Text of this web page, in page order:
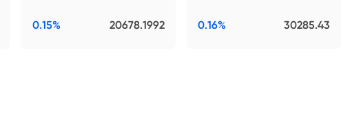
30285.43
0.16%
20678.1992
0.15%